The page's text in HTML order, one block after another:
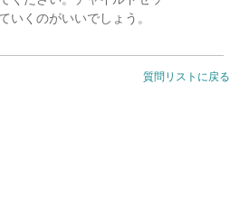
いくのがいいでしょう。
質問リストに戻る